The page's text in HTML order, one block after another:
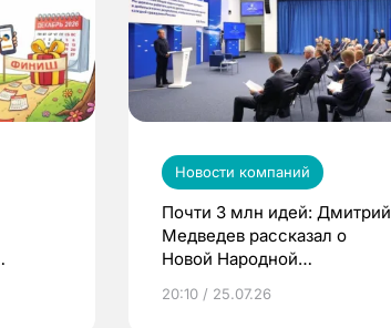
Новости компаний
Почти 3 млн идей: Дмитрий
Медведев рассказал о
Новой Народной
20:10 / 25.07.26